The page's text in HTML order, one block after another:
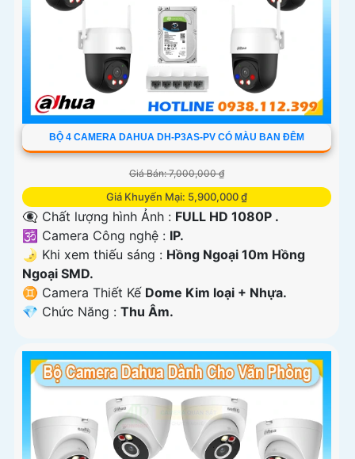
BỘ 4 CAMERA DAHUA DH-P3AS-PV CÓ MÀU BAN ĐÊM
Giá Bán: 7,000,000 ₫
Giá Khuyến Mại: 5,900,000 ₫
👁️‍🗨 Chất lượng hình Ảnh : FULL HD 1080P .
🕉️ Camera Công nghệ : IP.
🌛 Khi xem thiếu sáng : Hồng Ngoại 10m Hồng
Ngoại SMD.
♊ Camera Thiết Kế Dome Kim loại + Nhựa.
️💎 Chức Năng : Thu Âm.